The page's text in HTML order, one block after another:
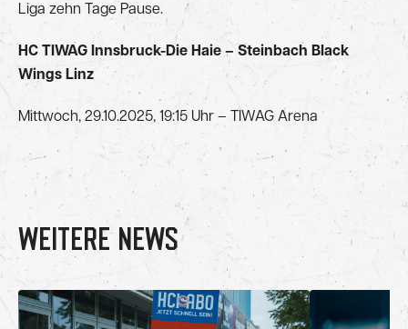
Liga zehn Tage Pause.
HC TIWAG Innsbruck-Die Haie – Steinbach Black
Wings Linz
Mittwoch, 29.10.2025, 19:15 Uhr – TIWAG Arena
WEITERE NEWS